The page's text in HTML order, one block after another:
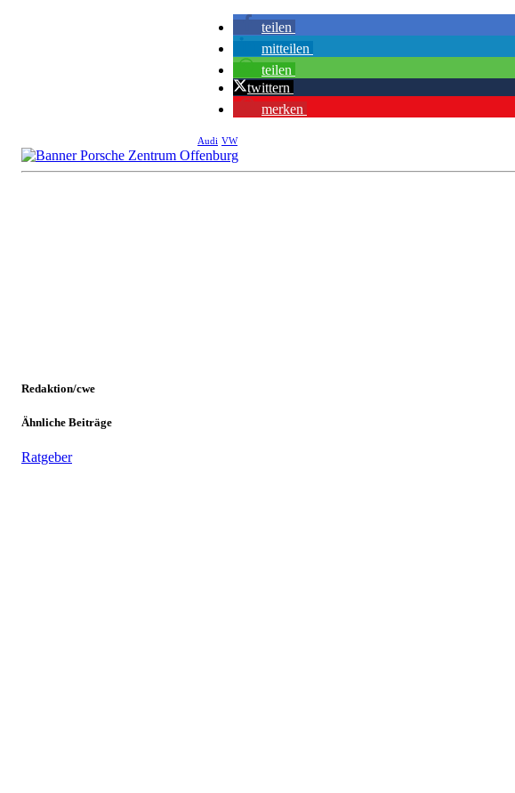
teilen
mitteilen
teilen
twittern
merken
Audi VW
Redaktion/cwe
Ähnliche Beiträge
Ratgeber